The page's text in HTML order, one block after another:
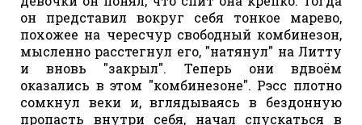
он представил вокруг себя тонкое марево,
похожее на чересчур свободный комбинезон,
мысленно расстегнул его, "натянул" на Литту
и вновь "закрыл". Теперь они вдвоём
оказались в этом "комбинезоне". Рэсс плотно
сомкнул веки и, вглядываясь в бездонную
пропасть внутри себя, начал спускаться в